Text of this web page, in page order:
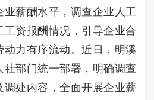
薪酬水平，调查企业人工
工资报酬情况，引导企业合
力有序流动。近日，明溪
部门统一部署，明确调查
处内容，全面开展企业薪